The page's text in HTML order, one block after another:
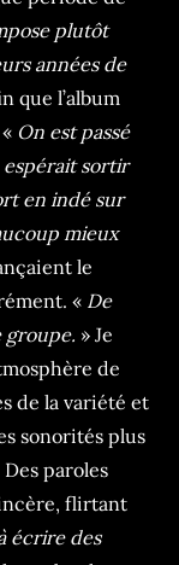
plutôt
années de
que l’album
On est passé
espérait sortir
en indé sur
mieux
le
« De
groupe. » Je
de
de la variété et
sonorités plus
paroles
flirtant
écrire des